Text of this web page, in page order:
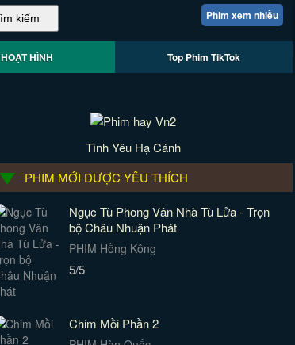
Phim xem nhiều
HOẠT HÌNH Top Phim TikTok
Tình Yêu Hạ Cánh
PHIM MỚI ĐƯỢC YÊU THÍCH
Ngục Tù Phong Vân Nhà Tù Lửa - Trọn
bộ Châu Nhuận Phát
PHIM Hồng Kông
5/5
Chim Mồi Phần 2